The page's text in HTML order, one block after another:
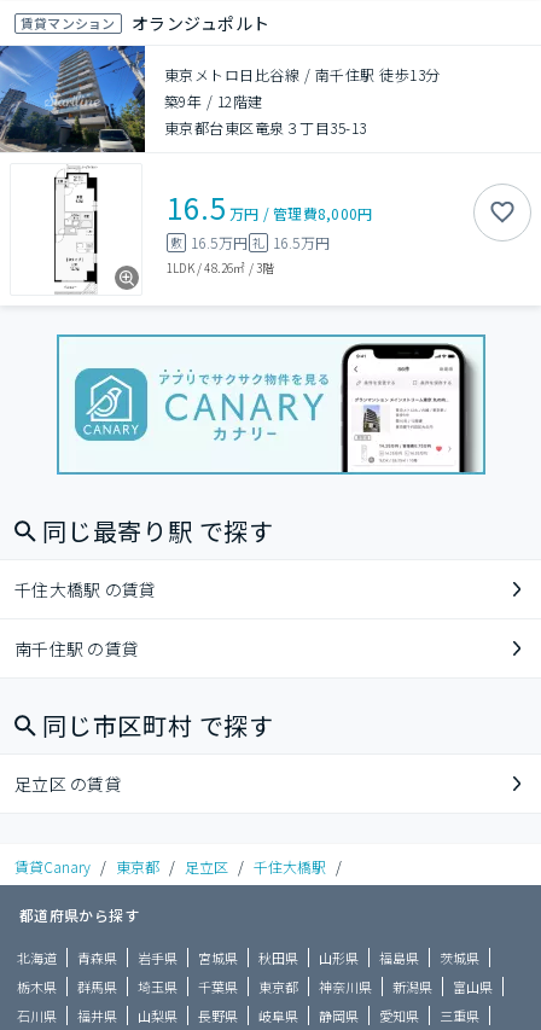
賃貸マンション オランジュポルト
東京メトロ日比谷線 / 南千住駅 徒歩13分
築9年 / 12階建
東京都台東区竜泉３丁目35-13
16.5 万円 /管理費8,000円
敷 16.5万円 礼 16.5万円
1LDK/48.26㎡ /3階
同じ最寄り駅 で探す
千住大橋駅 の賃貸
南千住駅 の賃貸
同じ市区町村 で探す
足立区 の賃貸
賃貸Canary / 東京都 / 足立区 / 千住大橋駅 /
都道府県から探す
北海道 青森県 岩手県 宮城県 秋田県 山形県 福島県
茨城県
栃木県
群馬県 埼玉県 千葉県 東京都 神奈川県 新潟県
富山県
石川県
福井県 山梨県 長野県 岐阜県 静岡県 愛知県 三重県